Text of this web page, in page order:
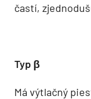
častí,
Typ β
Má výtlačný